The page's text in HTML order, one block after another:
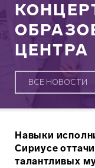
ЦЕНТРА
ВСЕ НОВОСТИ
Навыки
Сириусе
талантливых